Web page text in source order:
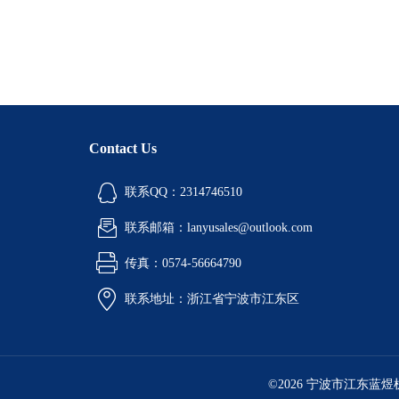
Contact Us
联系QQ：2314746510
联系邮箱：lanyusales@outlook.com
传真：0574-56664790
联系地址：浙江省宁波市江东区
©2026 宁波市江东蓝